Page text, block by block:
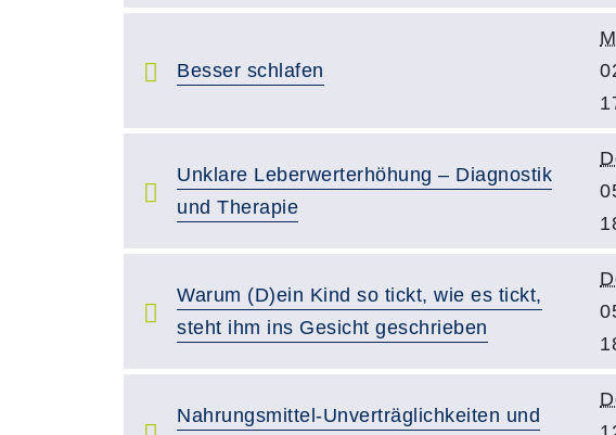
Besser schlafen
Unklare Leberwerterhöhung – Diagnostik
und Therapie
Warum (D)ein Kind so tickt, wie es tickt,
steht ihm ins Gesicht geschrieben
Nahrungsmittel-Unverträglichkeiten und